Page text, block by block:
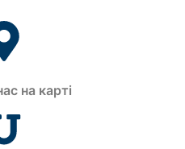
на карті